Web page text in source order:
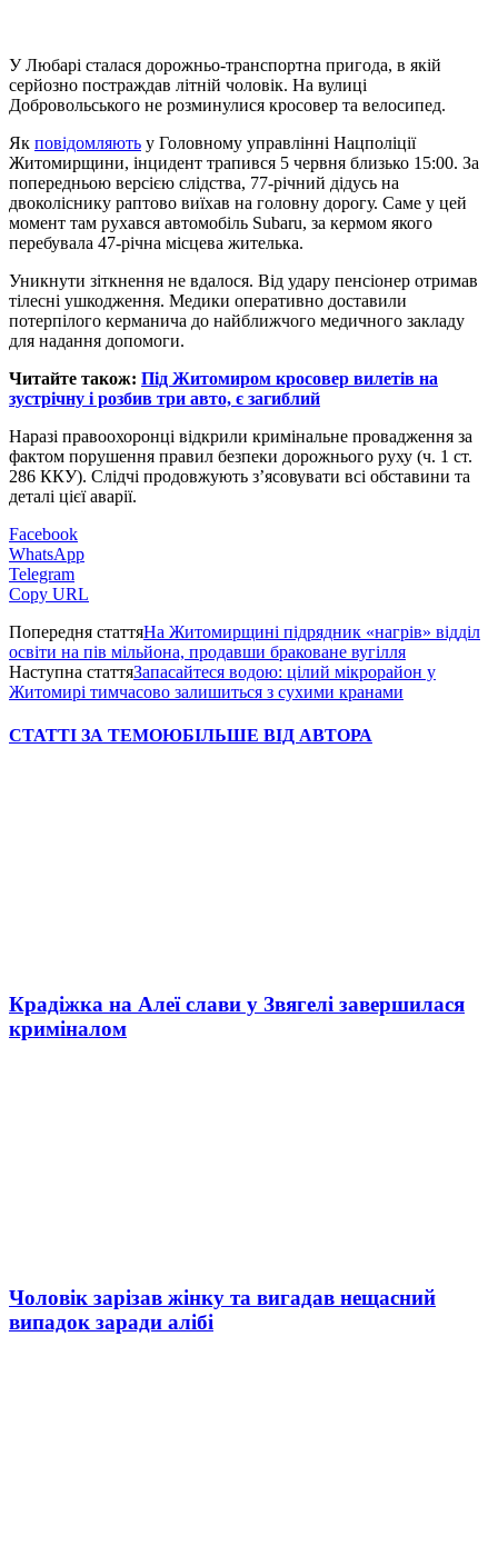
У Любарі сталася дорожньо-транспортна пригода, в якій
серйозно постраждав літній чоловік. На вулиці
Добровольського не розминулися кросовер та велосипед.
Як повідомляють у Головному управлінні Нацполіції
Житомирщини, інцидент трапився 5 червня близько 15:00. За
попередньою версією слідства, 77-річний дідусь на
двоколіснику раптово виїхав на головну дорогу. Саме у цей
момент там рухався автомобіль Subaru, за кермом якого
перебувала 47-річна місцева жителька.
Уникнути зіткнення не вдалося. Від удару пенсіонер отримав
тілесні ушкодження. Медики оперативно доставили
потерпілого керманича до найближчого медичного закладу
для надання допомоги.
Читайте також: Під Житомиром кросовер вилетів на
зустрічну і розбив три авто, є загиблий
Наразі правоохоронці відкрили кримінальне провадження за
фактом порушення правил безпеки дорожнього руху (ч. 1 ст.
286 ККУ). Слідчі продовжують з’ясовувати всі обставини та
деталі цієї аварії.
Facebook
WhatsApp
Telegram
Copy URL
Попередня статтяНа Житомирщині підрядник «нагрів» відділ
освіти на пів мільйона, продавши браковане вугілля
Наступна статтяЗапасайтеся водою: цілий мікрорайон у
Житомирі тимчасово залишиться з сухими кранами
СТАТТІ ЗА ТЕМОЮБІЛЬШЕ ВІД АВТОРА
Крадіжка на Алеї слави у Звягелі завершилася
криміналом
Чоловік зарізав жінку та вигадав нещасний
випадок заради алібі